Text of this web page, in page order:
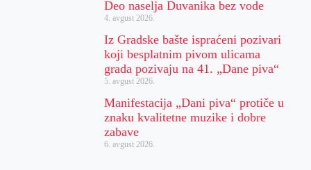
Deo naselja Duvanika bez vode
4. avgust 2026.
Iz Gradske bašte ispraćeni pozivari
koji besplatnim pivom ulicama
grada pozivaju na 41. „Dane piva“
5. avgust 2026.
Manifestacija „Dani piva“ protiče u
znaku kvalitetne muzike i dobre
zabave
6. avgust 2026.